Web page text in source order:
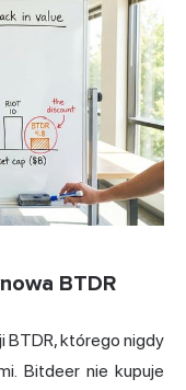
BTDR
BTDR, którego nigdy
Bitdeer nie kupuje